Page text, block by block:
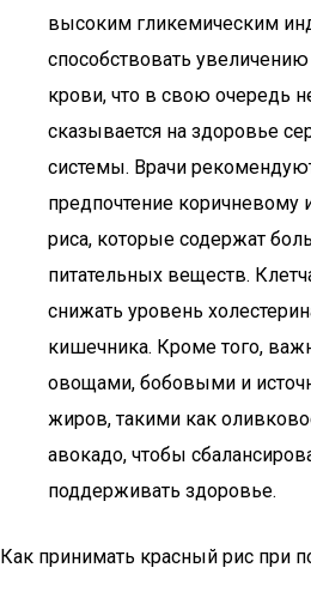
высоким гликемическим
способствовать
крови, что в свою очередь
сказывается на здоровье
системы. Врачи
предпочтение коричневому
риса, которые содержат
питательных веществ.
снижать уровень
кишечника. Кроме того,
овощами, бобовыми и
жиров, такими как
авокадо, чтобы
поддерживать здоровье.
Как принимать красный рис при